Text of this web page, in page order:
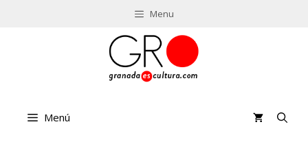
Menu
Menú